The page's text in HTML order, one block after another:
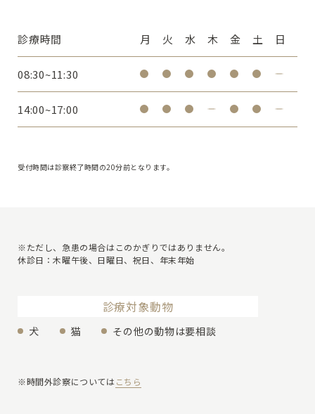
診療時間 月 火 水 木 金 土 日
08:30~11:30
14:00~17:00
受付時間は診察終了時間の20分前となります。
※ただし、急患の場合はこのかぎりではありません。
休診日：木曜午後、日曜日、祝日、年末年始
診療対象動物
犬 猫 その他の動物は要相談
※時間外診察については こちら